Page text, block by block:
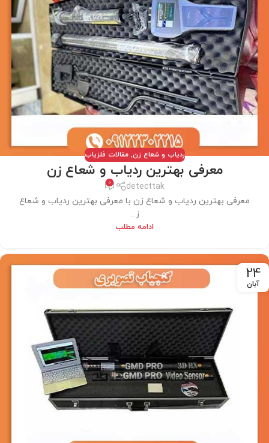
ردیاب و شعاع زن,مقالات فلزیاب
معرفی بهترین ردیاب و شعاع زن
detecttak
0
معرفی بهترین ردیاب و شعاع زن با معرفی بهترین ردیاب و شعاع
ز...
ادامه مطلب
24
آبان